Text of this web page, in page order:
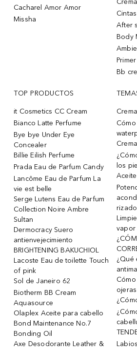
Cacharel Amor Amor
Missha
After
Body
Primer
Bb
TOP PRODUCTOS
it Cosmetics CC Cream
Bianco Latte Perfume
Bye bye Under Eye
Concealer
Billie Eilish Perfume
Prada Eau de Parfum Candy
Lancôme Eau de Parfum La
vie est belle
Serge Lutens Eau de Parfum
Collection Noire Ambre
Sultan
Dermocracy Suero
antienvejecimiento
BRIGHTENING BAKUCHIOL
Lacoste Eau de toilette Touch
of pink
Sol de Janeiro 62
Biotherm BB Cream
Aquasource
Olaplex Aceite para cabello
Bond Maintenance No.7
Bonding Oil
Axe Desodorante Leather &
los
rizado
vapor
¿Qué
ojeras